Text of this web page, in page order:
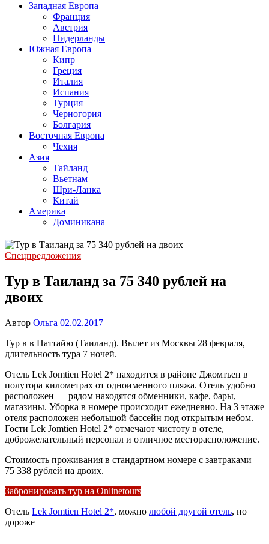
Западная Европа
Франция
Австрия
Нидерланды
Южная Европа
Кипр
Греция
Италия
Испания
Турция
Черногория
Болгария
Восточная Европа
Чехия
Азия
Тайланд
Вьетнам
Шри-Ланка
Китай
Америка
Доминикана
Спецпредложения
Тур в Таиланд за 75 340 рублей на
двоих
Автор Ольга 02.02.2017
Тур в в Паттайю (Таиланд). Вылет из Москвы 28 февраля,
длительность тура 7 ночей.
Отель Lek Jomtien Hotel 2* находится в районе Джомтьен в
полутора километрах от одноименного пляжа. Отель удобно
расположен — рядом находятся обменники, кафе, бары,
магазины. Уборка в номере происходит ежедневно. На 3 этаже
отеля расположен небольшой бассейн под открытым небом.
Гости Lek Jomtien Hotel 2* отмечают чистоту в отеле,
доброжелательный персонал и отличное месторасположение.
Стоимость проживания в стандартном номере с завтраками —
75 338 рублей на двоих.
Забронировать тур на Onlinetours
Отель Lek Jomtien Hotel 2*, можно любой другой отель, но
дороже